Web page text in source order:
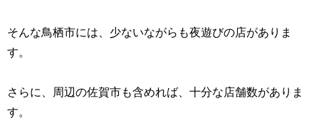
そんな鳥栖市には、少ないながらも夜遊びの店がありま
す。
さらに、周辺の佐賀市も含めれば、十分な店舗数がありま
す。